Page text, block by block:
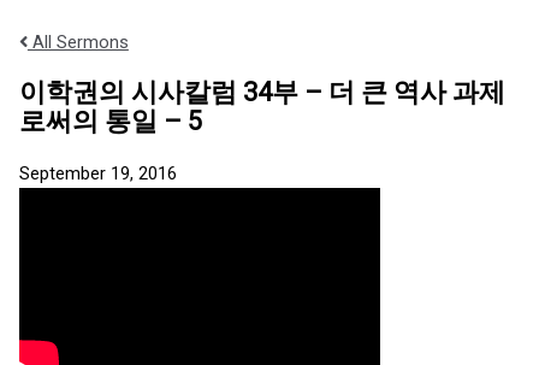
All Sermons
이학권의 시사칼럼 34부 – 더 큰 역사 과제
로써의 통일 – 5
September 19, 2016